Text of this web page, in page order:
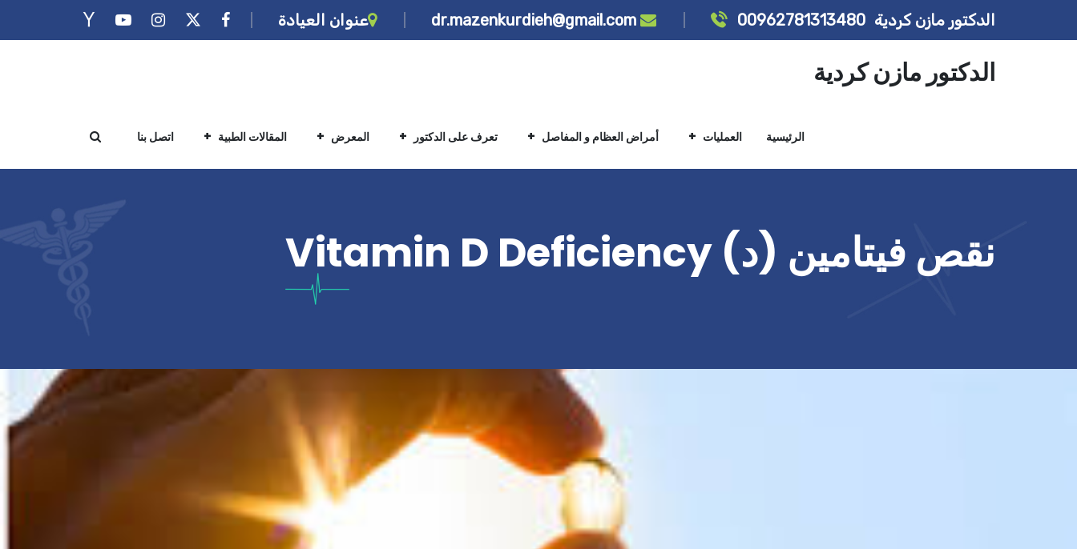
الدكتور مازن كردية 00962781313480 عنوان العيادة
الدكتور مازن كردية
الرئيسية العمليات أمراض العظام و المفاصل تعرف على الدكتور المعرض المقالات الطبية اتصل بنا
نقص فيتامين (د) Vitamin D Deficiency